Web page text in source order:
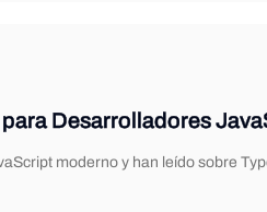
Desarrolladores
moderno y han leído sobre